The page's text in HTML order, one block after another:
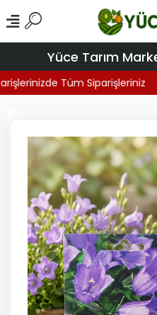
Yüce Tarım
Tüm Siparişleriniz